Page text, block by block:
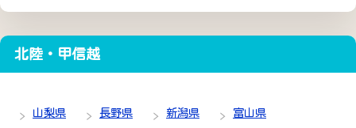
北陸・甲信越
山梨県 長野県 新潟県 富山県